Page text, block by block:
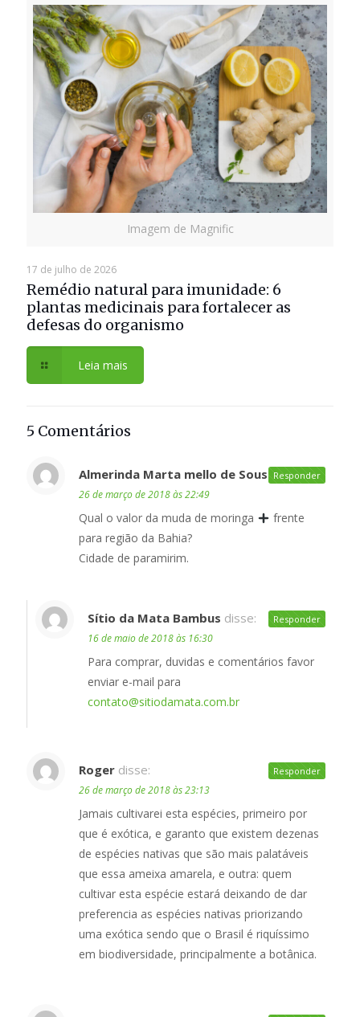
Imagem de Magnific
17 de julho de 2026
Remédio natural para imunidade: 6
plantas medicinais para fortalecer as
defesas do organismo
Leia mais
5 Comentários
Almerinda Marta mello de Sousa disse:
26 de março de 2018 às 22:49
Qual o valor da muda de moringa
frente
para região da Bahia?
Cidade de paramirim.
Responder
Sítio da Mata Bambus disse:
16 de maio de 2018 às 16:30
Para comprar, duvidas e comentários favor
enviar e-mail para
contato@sitiodamata.com.br
Responder
Roger disse:
26 de março de 2018 às 23:13
Jamais cultivarei esta espécies, primeiro por
que é exótica, e garanto que existem dezenas
de espécies nativas que são mais palatáveis
que essa ameixa amarela, e outra: quem
cultivar esta espécie estará deixando de dar
preferencia as espécies nativas priorizando
uma exótica sendo que o Brasil é riquíssimo
em biodiversidade, principalmente a botânica.
Responder